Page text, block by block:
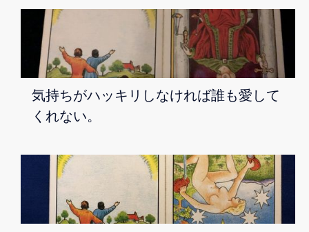
気持ちがハッキリしなければ誰も愛して
くれない。